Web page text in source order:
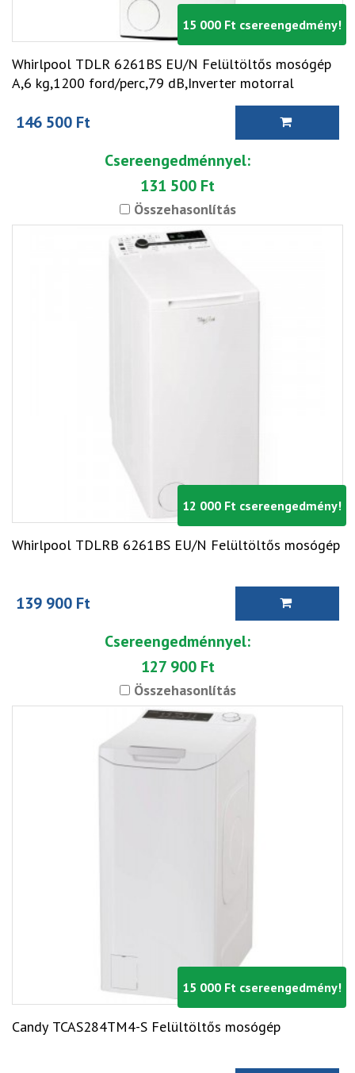
15 000 Ft csereengedmény!
Whirlpool TDLR 6261BS EU/N Felültöltős mosógép
A,6 kg,1200 ford/perc,79 dB,Inverter motorral
146 500 Ft
Csereengedménnyel:
131 500 Ft
Összehasonlítás
12 000 Ft csereengedmény!
Whirlpool TDLRB 6261BS EU/N Felültöltős mosógép
139 900 Ft
Csereengedménnyel:
127 900 Ft
Összehasonlítás
15 000 Ft csereengedmény!
Candy TCAS284TM4-S Felültöltős mosógép